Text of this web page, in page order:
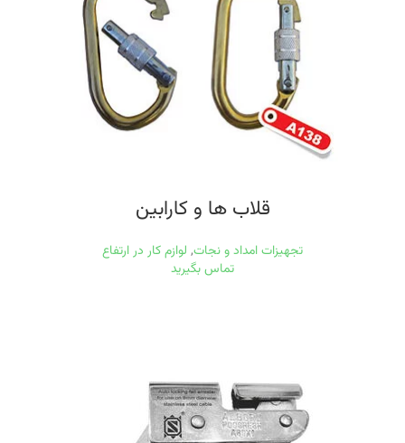
قلاب ها و كارابين
تجهیزات امداد و نجات, لوازم کار در ارتفاع
تماس بگیرید